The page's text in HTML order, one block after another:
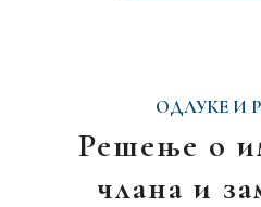
ОДЛУКЕ И
Решење о
члана и